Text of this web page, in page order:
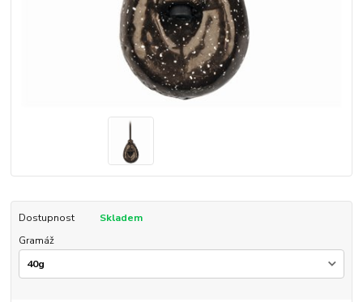
Dostupnost
Skladem
Gramáž